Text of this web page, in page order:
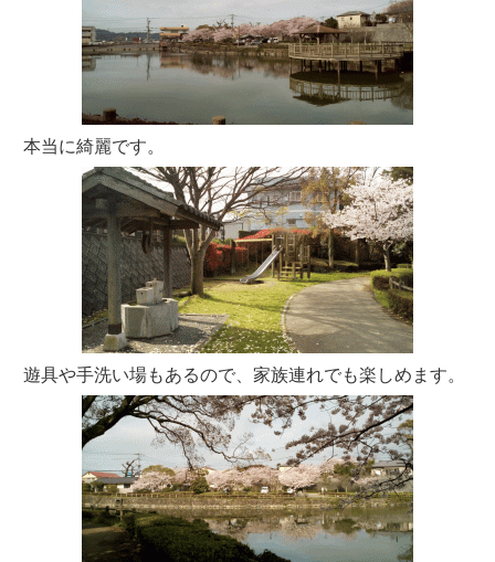
本当に綺麗です。
遊具や手洗い場もあるので、家族連れでも楽しめます。